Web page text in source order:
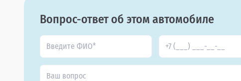
Вопрос-ответ об этом автомобиле